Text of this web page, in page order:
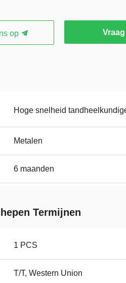
op
Hoge snelheid
Metalen
6 maanden
Termijnen
1 PCS
T/T, Western Union